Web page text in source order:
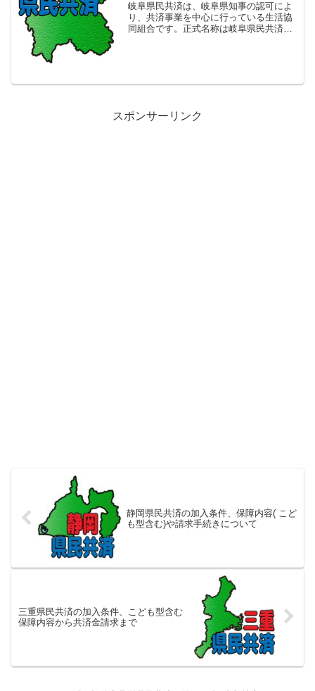
岐阜県民共済は、岐阜県知事の認可によ
り、共済事業を中心に行っている生活協
同組合です。正式名称は岐阜県民共済生
スポンサーリンク
静岡県民共済の加入条件、保障内容( こど
も型含む)や請求手続きについて
三重県民共済の加入条件、こども型含む
保障内容から共済金請求まで